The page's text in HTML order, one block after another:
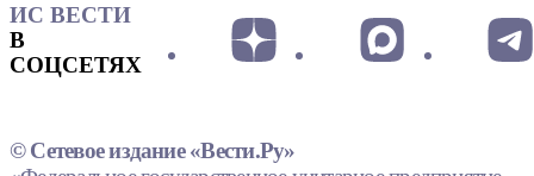
ИС ВЕСТИ
В
СОЦСЕТЯХ
© Сетевое издание «Вести.Ру»